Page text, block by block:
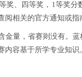
奖、四等奖，1等奖
相关的官方通知或指
金量，省赛则没有。
容基于所学专业知识